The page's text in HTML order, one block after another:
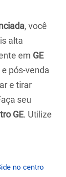
, você
alta
em GE
pós-venda
e tirar
seu
GE. Utilize
no centro